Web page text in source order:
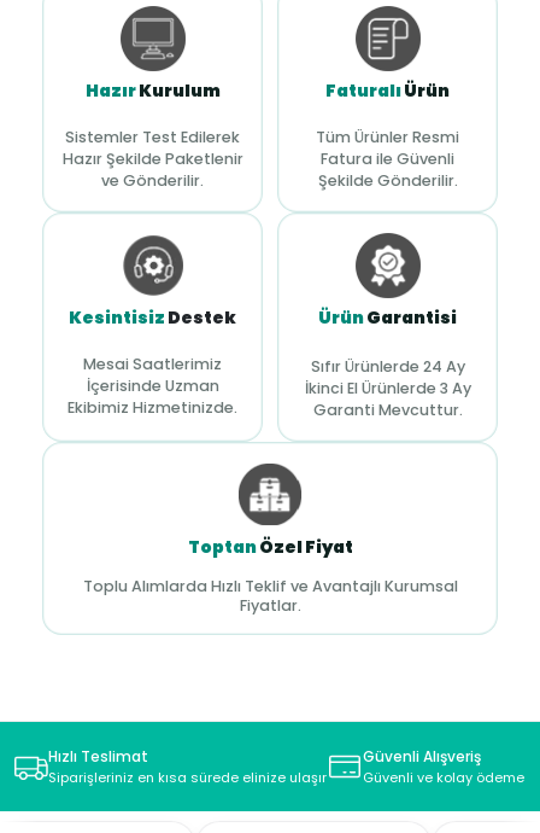
HazırKurulum
Sistemler Test Edilerek
Hazır Şekilde Paketlenir
ve Gönderilir.
FaturalıÜrün
Tüm Ürünler Resmi
Fatura ile Güvenli
Şekilde Gönderilir.
Kesintisiz Destek
Mesai Saatlerimiz
İçerisinde Uzman
Ekibimiz Hizmetinizde.
ÜrünGarantisi
Sıfır Ürünlerde 24 Ay
İkinci El Ürünlerde 3 Ay
Garanti Mevcuttur.
ToptanÖzel Fiyat
Toplu Alımlarda Hızlı Teklif ve Avantajlı Kurumsal
Fiyatlar.
Hızlı Teslimat
Siparişleriniz en kısa sürede elinize ulaşır
Güvenli Alışveriş
Güvenli ve kolay ödeme